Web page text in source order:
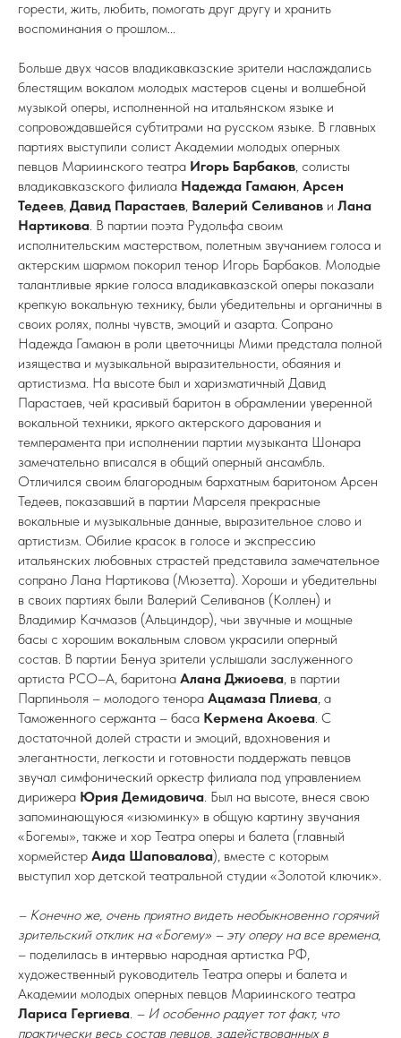
горести, жить, любить, помогать друг другу и хранить
воспоминания о прошлом...
Больше двух часов владикавказские зрители наслаждались
блестящим вокалом молодых мастеров сцены и волшебной
музыкой оперы, исполненной на итальянском языке и
сопровождавшейся субтитрами на русском языке. В главных
партиях выступили солист Академии молодых оперных
певцов Мариинского театра Игорь Барбаков, солисты
владикавказского филиала Надежда Гамаюн, Арсен
Тедеев, Давид Парастаев, Валерий Селиванов и Лана
Нартикова. В партии поэта Рудольфа своим
исполнительским мастерством, полетным звучанием голоса и
актерским шармом покорил тенор Игорь Барбаков. Молодые
талантливые яркие голоса владикавказской оперы показали
крепкую вокальную технику, были убедительны и органичны в
своих ролях, полны чувств, эмоций и азарта. Сопрано
Надежда Гамаюн в роли цветочницы Мими предстала полной
изящества и музыкальной выразительности, обаяния и
артистизма. На высоте был и харизматичный Давид
Парастаев, чей красивый баритон в обрамлении уверенной
вокальной техники, яркого актерского дарования и
темперамента при исполнении партии музыканта Шонара
замечательно вписался в общий оперный ансамбль.
Отличился своим благородным бархатным баритоном Арсен
Тедеев, показавший в партии Марселя прекрасные
вокальные и музыкальные данные, выразительное слово и
артистизм. Обилие красок в голосе и экспрессию
итальянских любовных страстей представила замечательное
сопрано Лана Нартикова (Мюзетта). Хороши и убедительны
в своих партиях были Валерий Селиванов (Коллен) и
Владимир Качмазов (Альциндор), чьи звучные и мощные
басы с хорошим вокальным словом украсили оперный
состав. В партии Бенуа зрители услышали заслуженного
артиста РСО–А, баритона Алана Джиоева, в партии
Парпиньоля – молодого тенора Ацамаза Плиева, а
Таможенного сержанта – баса Кермена Акоева. С
достаточной долей страсти и эмоций, вдохновения и
элегантности, легкости и готовности поддержать певцов
звучал симфонический оркестр филиала под управлением
дирижера Юрия Демидовича. Был на высоте, внеся свою
запоминающуюся «изюминку» в общую картину звучания
«Богемы», также и хор Театра оперы и балета (главный
хормейстер Аида Шаповалова), вместе с которым
выступил хор детской театральной студии «Золотой ключик».
– Конечно же, очень приятно видеть необыкновенно горячий
зрительский отклик на «Богему» – эту оперу на все времена,
– поделилась в интервью народная артистка РФ,
художественный руководитель Театра оперы и балета и
Академии молодых оперных певцов Мариинского театра
Лариса Гергиева. – И особенно радует тот факт, что
практически весь состав певцов, задействованных в